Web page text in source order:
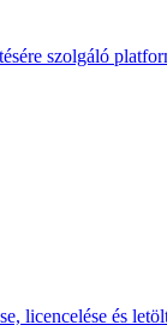
szolgáló
licencelése és